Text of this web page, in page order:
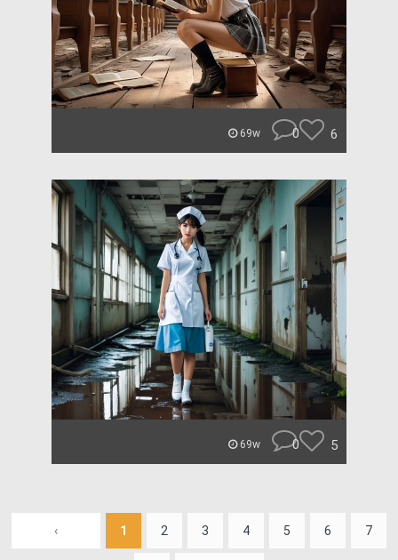
69w 0 6
69w 0 5
‹ 1 2 3 4 5 6 7